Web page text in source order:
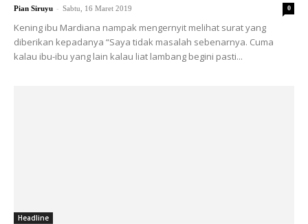
Pian Siruyu - Sabtu, 16 Maret 2019 0
Kening ibu Mardiana nampak mengernyit melihat surat yang
diberikan kepadanya “Saya tidak masalah sebenarnya. Cuma
kalau ibu-ibu yang lain kalau liat lambang begini pasti...
Headline